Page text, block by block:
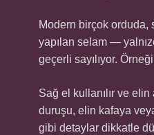
Modern birçok
yapılan selam —
geçerli sayılıyor.
Sağ el kullanılır ve elin
duruşu, elin kafaya
gibi detaylar dikkatle